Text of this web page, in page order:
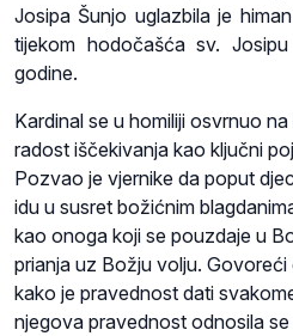
Josipa Šunjo uglazbila je
tijekom hodočašća sv.
godine.
Kardinal se u homiliji osvrnuo
radost iščekivanja kao ključni
Pozvao je vjernike da poput
idu u susret božićnim
kao onoga koji se pouzdaje u
prianja uz Božju volju.
kako je pravednost dati
njegova pravednost odnosila